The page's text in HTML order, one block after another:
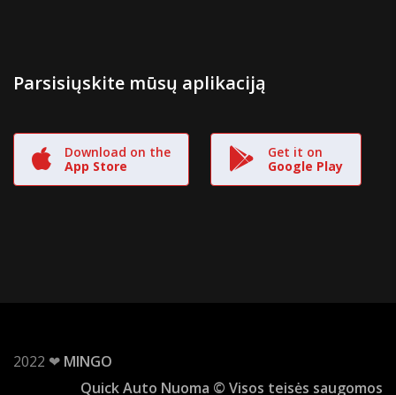
Parsisiųskite mūsų aplikaciją
Download on the
App Store
Get it on
Google Play
2022 ❤ MINGO
Quick Auto Nuoma © Visos teisės saugomos